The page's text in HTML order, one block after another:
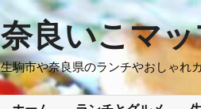
奈良いこマ
生駒市や奈良県のランチやおしゃれ